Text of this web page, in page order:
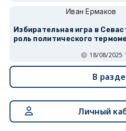
Иван Ермаков
Избирательная игра в
роль политического
18/08/2025
В
Личный